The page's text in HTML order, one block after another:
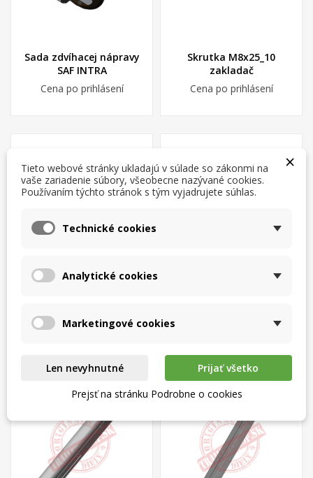
Sada zdvíhacej nápravy
SAF INTRA
Cena po prihlásení
Skrutka M8x25_10
zakladač
Cena po prihlásení
Cena po prihlásení
add_circle_outline Vytvoriť nový zoznam
((modalTitle)) ×
Zrušiť Vytvoriť zoznam želaní
×
Tieto webové stránky ukladajú v súlade so zákonmi na
vaše zariadenie súbory, všeobecne nazývané cookies.
Používaním týchto stránok s tým vyjadrujete súhlas.
Technické cookies
Analytické cookies
Marketingové cookies
Len nevyhnutné
Prijať všetko
Prejsť na stránku Podrobne o cookies